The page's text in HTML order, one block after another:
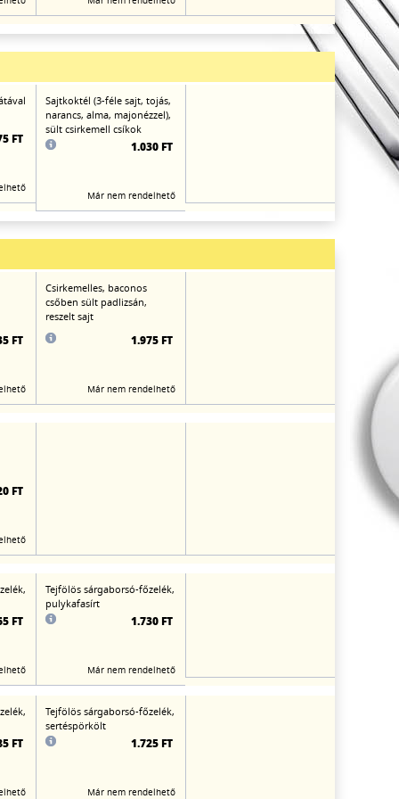
FT
Sajtkoktél (3-féle sajt, tojás,
narancs, alma, majonézzel),
sült csirkemell csíkok
1.030 FT
Már nem rendelhető
FT
Csirkemelles, baconos
csőben sült padlizsán,
reszelt sajt
1.975 FT
Már nem rendelhető
FT
FT
Tejfölös sárgaborsó-főzelék,
pulykafasírt
1.730 FT
Már nem rendelhető
FT
Tejfölös sárgaborsó-főzelék,
sertéspörkölt
1.725 FT
Már nem rendelhető